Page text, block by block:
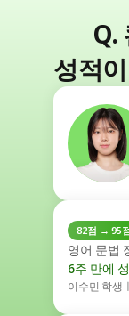
Q.
성적
82점 → 95
영어 문법
6주 만에
이수민 학생